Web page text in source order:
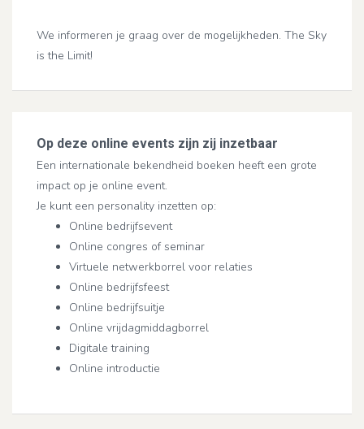
We informeren je graag over de mogelijkheden. The Sky
is the Limit!
Op deze online events zijn zij inzetbaar
Een internationale bekendheid boeken heeft een grote
impact op je online event.
Je kunt een personality inzetten op:
Online bedrijfsevent
Online congres of seminar
Virtuele netwerkborrel voor relaties
Online bedrijfsfeest
Online bedrijfsuitje
Online vrijdagmiddagborrel
Digitale training
Online introductie